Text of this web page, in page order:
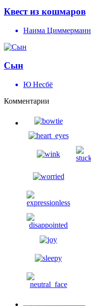
Квест из кошмаров
Наима Циммерманн
Сын
Ю Несбё
Комментарии